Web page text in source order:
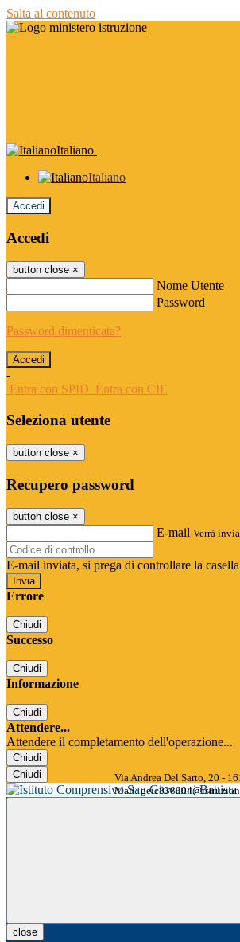
Salta al contenuto
Italiano
Italiano
Accedi
Accedi
button close ×
Nome Utente
Password
Password dimenticata?
-
Entra con SPID Entra con CIE
Seleziona utente
button close ×
Recupero password
button close ×
E-mail Verrà
E-mail inviata, si prega di controllare la
Errore
Chiudi
Successo
Chiudi
Informazione
Chiudi
Attendere...
Attendere il completamento dell'operazione...
Chiudi
Chiudi
Via Andrea Del Sarto, 20 -
Mail:
close